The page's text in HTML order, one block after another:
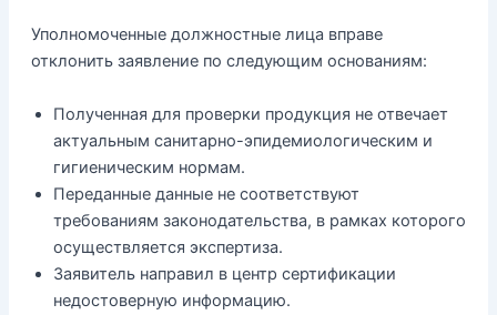
Уполномоченные должностные лица вправе
отклонить заявление по следующим основаниям:
Полученная для проверки продукция не отвечает
актуальным санитарно-эпидемиологическим и
гигиеническим нормам.
Переданные данные не соответствуют
требованиям законодательства, в рамках которого
осуществляется экспертиза.
Заявитель направил в центр сертификации
недостоверную информацию.